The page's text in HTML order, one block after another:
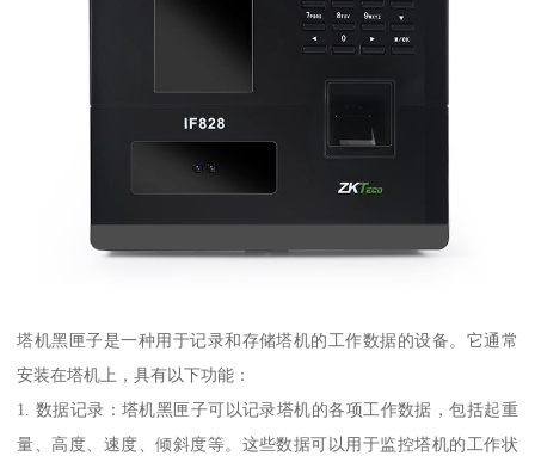
塔机黑匣子是一种用于记录和存储塔机的工作数据的设备。它通常
安装在塔机上，具有以下功能：
1. 数据记录：塔机黑匣子可以记录塔机的各项工作数据，包括起重
量、高度、速度、倾斜度等。这些数据可以用于监控塔机的工作状